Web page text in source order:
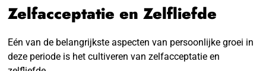
Zelfacceptatie en Zelfliefde
Eén van de belangrijkste aspecten van persoonlijke groei in
deze periode is het cultiveren van zelfacceptatie en